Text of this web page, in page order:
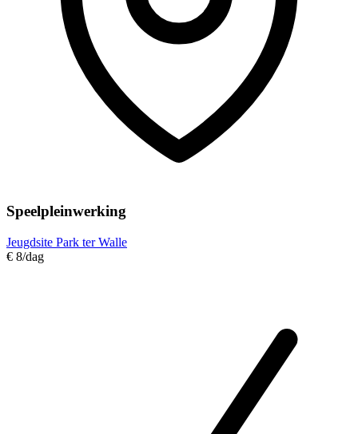
Speelpleinwerking
Jeugdsite Park ter Walle
€ 8/dag